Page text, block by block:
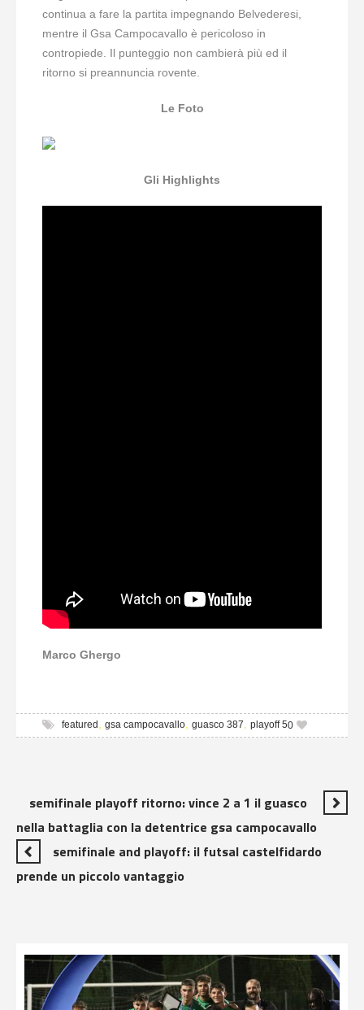
continua a fare la partita impegnando Belvederesi,
mentre il Gsa Campocavallo è pericoloso in
contropiede. Il punteggio non cambierà più ed il
ritorno si preannuncia rovente.
Le Foto
Gli Highlights
Marco Ghergo
0
featured gsa campocavallo guasco 387 playoff 5
semifinale playoff ritorno: vince 2 a 1 il guasco
nella battaglia con la detentrice gsa campocavallo
semifinale and playoff: il futsal castelfidardo
prende un piccolo vantaggio